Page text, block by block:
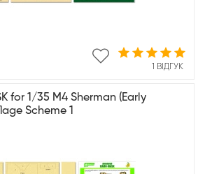
1 ВІДГУК
for 1/35 M4 Sherman (Early
Scheme 1